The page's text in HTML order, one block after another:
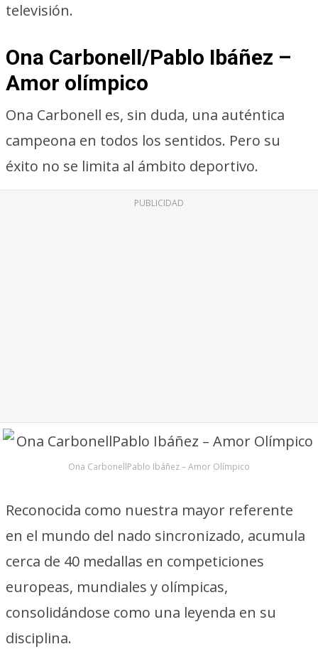
televisión.
Ona Carbonell/Pablo Ibáñez –
Amor olímpico
Ona Carbonell es, sin duda, una auténtica
campeona en todos los sentidos. Pero su
éxito no se limita al ámbito deportivo.
PUBLICIDAD
Ona CarbonellPablo Ibáñez – Amor Olímpico
Reconocida como nuestra mayor referente
en el mundo del nado sincronizado, acumula
cerca de 40 medallas en competiciones
europeas, mundiales y olímpicas,
consolidándose como una leyenda en su
disciplina.